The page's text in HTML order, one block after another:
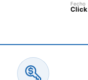
Fecho
Click—